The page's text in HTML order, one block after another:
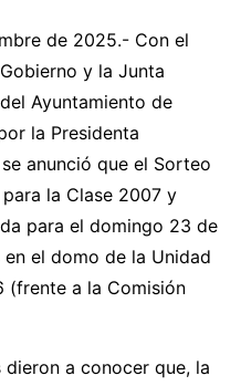
de 2025.- Con el
y la Junta
Ayuntamiento de
la Presidenta
anunció que el Sorteo
la Clase 2007 y
para el domingo 23 de
el domo de la Unidad
(frente a la Comisión
a conocer que, la